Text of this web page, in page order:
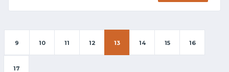
9 10 11 12 13 14 15 16
17